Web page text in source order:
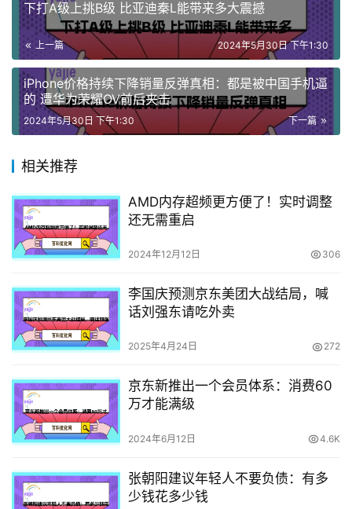
下打A级上挑B级 比亚迪秦L能带来多大震撼
上一篇 2024年5月30日 下午1:30
iPhone价格持续下降销量反弹真相：都是被中国手机逼
的 遭华为荣耀OV前后夹击
下一篇
2024年5月30日 下午1:30
相关推荐
AMD内存超频更方便了！实时调整
还无需重启
2024年12月12日 306
李国庆预测京东美团大战结局，喊
话刘强东请吃外卖
2025年4月24日 272
京东新推出一个会员体系：消费60
万才能满级
2024年6月12日 4.6K
张朝阳建议年轻人不要负债：有多
少钱花多少钱